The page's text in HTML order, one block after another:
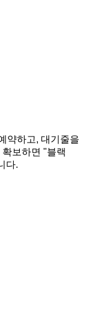
약하고, 대기줄을
보하면 "블랙
다.